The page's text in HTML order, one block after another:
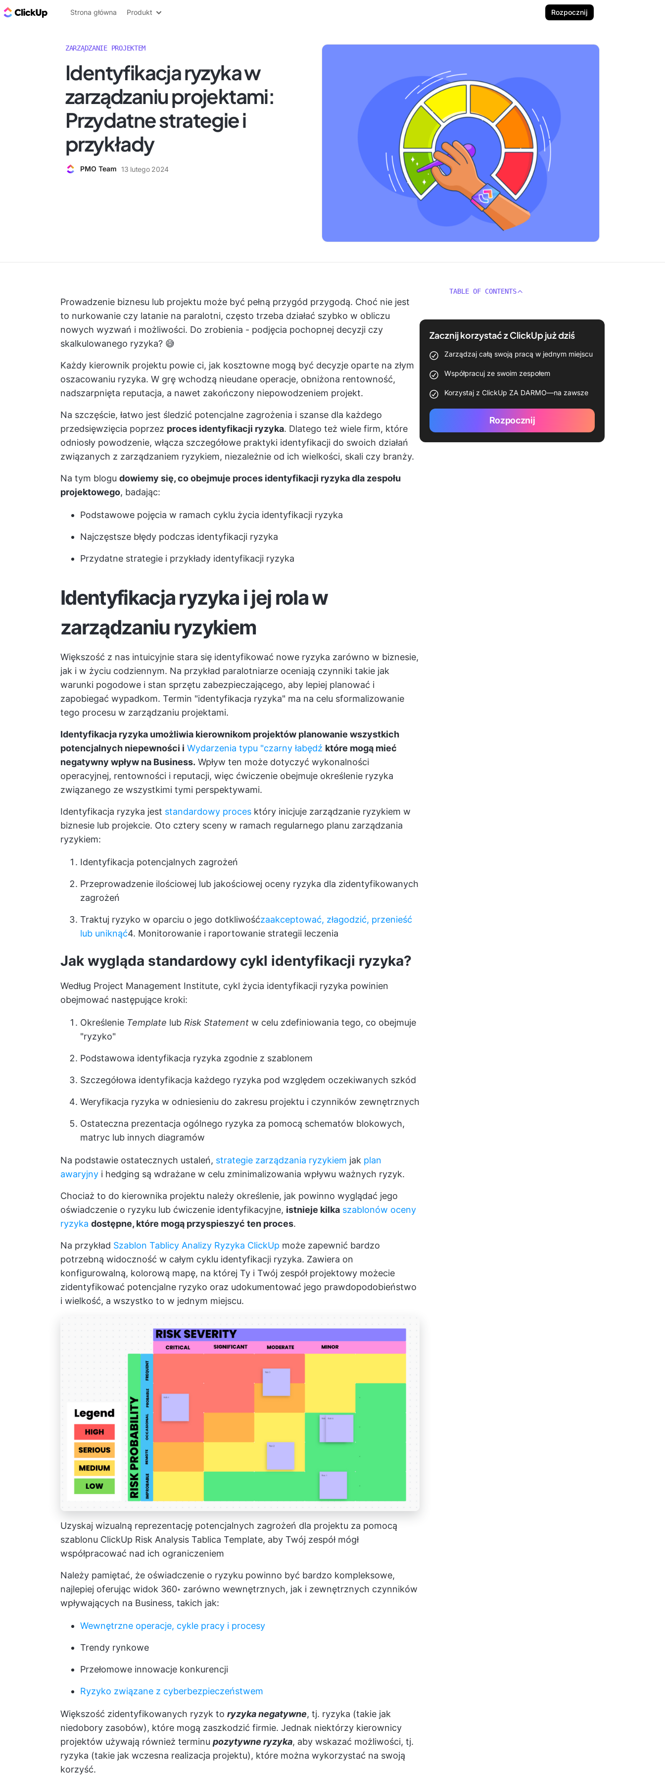
ClickUp Blog
Strona główna Produkt Rozpocznij
ZARZĄDZANIE PROJEKTEM
Identyfikacja ryzyka w
zarządzaniu projektami:
Przydatne strategie i
przykłady
PMO Team 13 lutego 2024
Prowadzenie biznesu lub projektu może być pełną przygód przygodą. Choć nie jest
to nurkowanie czy latanie na paralotni, często trzeba działać szybko w obliczu
nowych wyzwań i możliwości. Do zrobienia - podjęcia pochopnej decyzji czy
skalkulowanego ryzyka? 😅
Każdy kierownik projektu powie ci, jak kosztowne mogą być decyzje oparte na złym
oszacowaniu ryzyka. W grę wchodzą nieudane operacje, obniżona rentowność,
nadszarpnięta reputacja, a nawet zakończony niepowodzeniem projekt.
Na szczęście, łatwo jest śledzić potencjalne zagrożenia i szanse dla każdego
przedsięwzięcia poprzez proces identyfikacji ryzyka. Dlatego też wiele firm, które
odniosły powodzenie, włącza szczegółowe praktyki identyfikacji do swoich działań
związanych z zarządzaniem ryzykiem, niezależnie od ich wielkości, skali czy branży.
Na tym blogu dowiemy się, co obejmuje proces identyfikacji ryzyka dla zespołu
projektowego, badając:
Podstawowe pojęcia w ramach cyklu życia identyfikacji ryzyka
Najczęstsze błędy podczas identyfikacji ryzyka
Przydatne strategie i przykłady identyfikacji ryzyka
Identyfikacja ryzyka i jej rola w
zarządzaniu ryzykiem
Większość z nas intuicyjnie stara się identyfikować nowe ryzyka zarówno w biznesie,
jak i w życiu codziennym. Na przykład paralotniarze oceniają czynniki takie jak
warunki pogodowe i stan sprzętu zabezpieczającego, aby lepiej planować i
zapobiegać wypadkom. Termin "identyfikacja ryzyka" ma na celu sformalizowanie
tego procesu w zarządzaniu projektami.
Identyfikacja ryzyka umożliwia kierownikom projektów planowanie wszystkich
potencjalnych niepewności i Wydarzenia typu "czarny łabędź które mogą mieć
negatywny wpływ na Business. Wpływ ten może dotyczyć wykonalności
operacyjnej, rentowności i reputacji, więc ćwiczenie obejmuje określenie ryzyka
związanego ze wszystkimi tymi perspektywami.
Identyfikacja ryzyka jest standardowy proces który inicjuje zarządzanie ryzykiem w
biznesie lub projekcie. Oto cztery sceny w ramach regularnego planu zarządzania
ryzykiem:
Identyfikacja potencjalnych zagrożeń
Przeprowadzenie ilościowej lub jakościowej oceny ryzyka dla zidentyfikowanych
zagrożeń
Traktuj ryzyko w oparciu o jego dotkliwośćzaakceptować, złagodzić, przenieść
lub uniknąć4. Monitorowanie i raportowanie strategii leczenia
Jak wygląda standardowy cykl identyfikacji ryzyka?
Według Project Management Institute, cykl życia identyfikacji ryzyka powinien
obejmować następujące kroki:
Określenie Template lub Risk Statement w celu zdefiniowania tego, co obejmuje
"ryzyko"
Podstawowa identyfikacja ryzyka zgodnie z szablonem
Szczegółowa identyfikacja każdego ryzyka pod względem oczekiwanych szkód
Weryfikacja ryzyka w odniesieniu do zakresu projektu i czynników zewnętrznych
Ostateczna prezentacja ogólnego ryzyka za pomocą schematów blokowych,
matryc lub innych diagramów
Na podstawie ostatecznych ustaleń, strategie zarządzania ryzykiem jak plan
awaryjny i hedging są wdrażane w celu zminimalizowania wpływu ważnych ryzyk.
Chociaż to do kierownika projektu należy określenie, jak powinno wyglądać jego
oświadczenie o ryzyku lub ćwiczenie identyfikacyjne, istnieje kilka szablonów oceny
ryzyka dostępne, które mogą przyspieszyć ten proces.
Na przykład Szablon Tablicy Analizy Ryzyka ClickUp może zapewnić bardzo
potrzebną widoczność w całym cyklu identyfikacji ryzyka. Zawiera on
konfigurowalną, kolorową mapę, na której Ty i Twój zespół projektowy możecie
zidentyfikować potencjalne ryzyko oraz udokumentować jego prawdopodobieństwo
i wielkość, a wszystko to w jednym miejscu.
Uzyskaj wizualną reprezentację potencjalnych zagrożeń dla projektu za pomocą
szablonu ClickUp Risk Analysis Tablica Template, aby Twój zespół mógł
współpracować nad ich ograniczeniem
Należy pamiętać, że oświadczenie o ryzyku powinno być bardzo kompleksowe,
najlepiej oferując widok 360॰ zarówno wewnętrznych, jak i zewnętrznych czynników
wpływających na Business, takich jak:
Wewnętrzne operacje, cykle pracy i procesy
Trendy rynkowe
Przełomowe innowacje konkurencji
Ryzyko związane z cyberbezpieczeństwem
Większość zidentyfikowanych ryzyk to ryzyka negatywne, tj. ryzyka (takie jak
niedobory zasobów), które mogą zaszkodzić firmie. Jednak niektórzy kierownicy
projektów używają również terminu pozytywne ryzyka, aby wskazać możliwości, tj.
ryzyka (takie jak wczesna realizacja projektu), które można wykorzystać na swoją
korzyść.
TABLE OF CONTENTS
Zacznij korzystać z ClickUp już dziś
Zarządzaj całą swoją pracą w jednym miejscu
Współpracuj ze swoim zespołem
Korzystaj z ClickUp ZA DARMO—na zawsze
Rozpocznij